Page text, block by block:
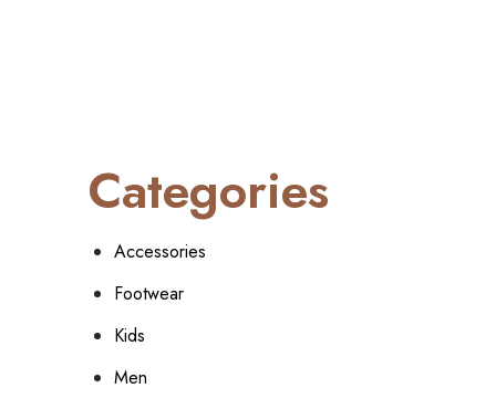
Categories
Accessories
Footwear
Kids
Men